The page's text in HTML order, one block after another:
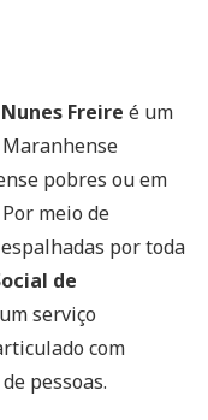
Freire é um
pobres ou em
meio de
por toda
de
serviço
com
pessoas.